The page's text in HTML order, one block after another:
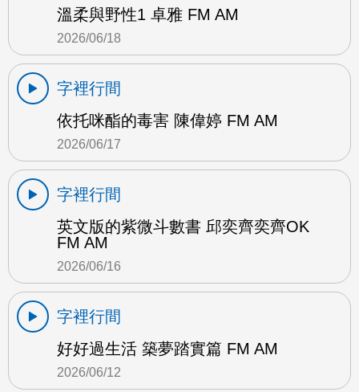
溫柔與野性1 卓雅 FM AM
2026/06/18
字裡行間
依托咪酯的毒害 陳偉婷 FM AM
2026/06/17
字裡行間
英文版的紫微斗數書 邱奕齊奕齊OK
FM AM
2026/06/16
字裡行間
好好過生活 築夢踏實篇 FM AM
2026/06/12